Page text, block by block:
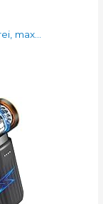
max...